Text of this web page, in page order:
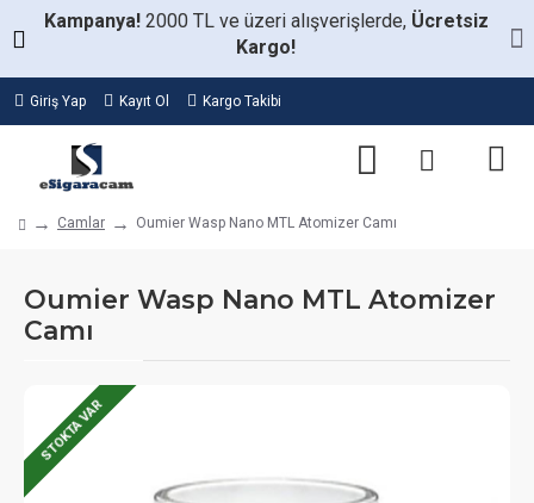
Kampanya! 2000 TL ve üzeri alışverişlerde, Ücretsiz
Kargo!
Giriş Yap Kayıt Ol Kargo Takibi
Camlar Oumier Wasp Nano MTL Atomizer Camı
Oumier Wasp Nano MTL Atomizer
Camı
STOKTA VAR